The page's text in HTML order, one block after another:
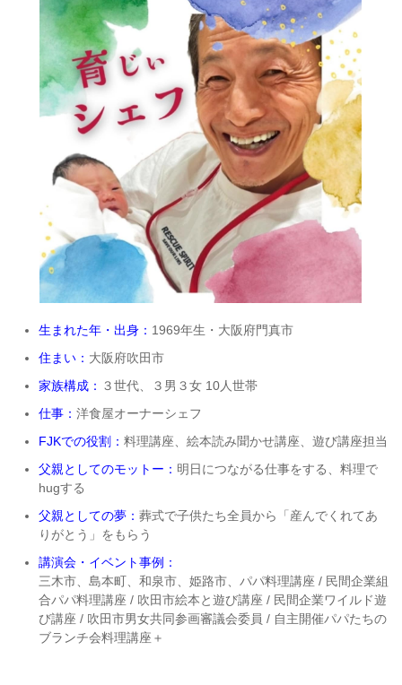
生まれた年・出身： 1969年生・大阪府門真市
住まい： 大阪府吹田市
家族構成： ３世代、３男３女 10人世帯
仕事：洋食屋オーナーシェフ
FJKでの役割：料理講座、絵本読み聞かせ講座、遊び講座担当
父親としてのモットー： 明日につながる仕事をする、料理で
hugする
父親としての夢：葬式で子供たち全員から「産んでくれてあ
りがとう」をもらう
講演会・イベント事例：
三木市、島本町、和泉市、姫路市、パパ料理講座 / 民間企業組
合パパ料理講座 / 吹田市絵本と遊び講座 / 民間企業ワイルド遊
び講座 / 吹田市男女共同参画審議会委員 / 自主開催パパたちの
ブランチ会料理講座＋